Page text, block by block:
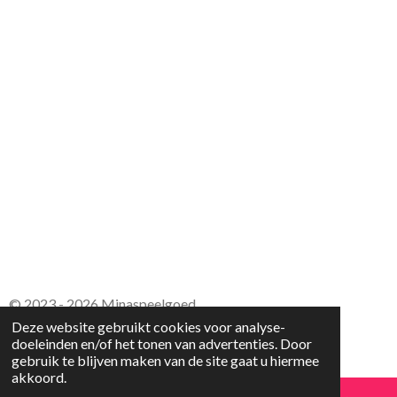
Deze website gebruikt cookies voor analyse-
doeleinden en/of het tonen van advertenties. Door
gebruik te blijven maken van de site gaat u hiermee
akkoord.
© 2023 - 2026 Minaspeelgoed
Powered byJouwWeb